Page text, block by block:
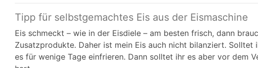
Tipp für selbstgemachtes Eis aus der Eismaschine
Eis schmeckt – wie in der Eisdiele – am besten frisch, dann
Zusatzprodukte. Daher ist mein Eis auch nicht bilanziert.
es für wenige Tage einfrieren. Dann solltet ihr es aber vor dem